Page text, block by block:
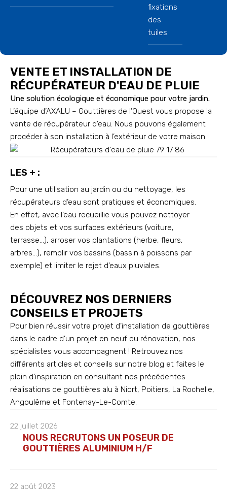
fixations
des
tuiles.
VENTE ET INSTALLATION DE
RÉCUPÉRATEUR D'EAU DE PLUIE
Une solution écologique et économique pour votre jardin.
L’équipe d’AXALU – Gouttières de l’Ouest vous propose la
vente de récupérateur d’eau. Nous pouvons également
procéder à son installation à l’extérieur de votre maison !
LES + :
Pour une utilisation au jardin ou du nettoyage, les
récupérateurs d’eau sont pratiques et économiques.
En effet, avec l’eau recueillie vous pouvez nettoyer
des objets et vos surfaces extérieurs (voiture,
terrasse…), arroser vos plantations (herbe, fleurs,
arbres…), remplir vos bassins (bassin à poissons par
exemple) et limiter le rejet d’eaux pluviales.
DÉCOUVREZ NOS DERNIERS
CONSEILS ET PROJETS
Pour bien réussir votre projet d’installation de gouttières
dans le cadre d’un projet en neuf ou rénovation, nos
spécialistes vous accompagnent ! Retrouvez nos
différents articles et conseils sur notre blog et faites le
plein d’inspiration en consultant nos précédentes
réalisations de gouttières alu à Niort, Poitiers, La Rochelle,
Angoulême et Fontenay-Le-Comte.
22 juillet 2026
NOUS RECRUTONS UN POSEUR DE
GOUTTIÈRES ALUMINIUM H/F
22 août 2023